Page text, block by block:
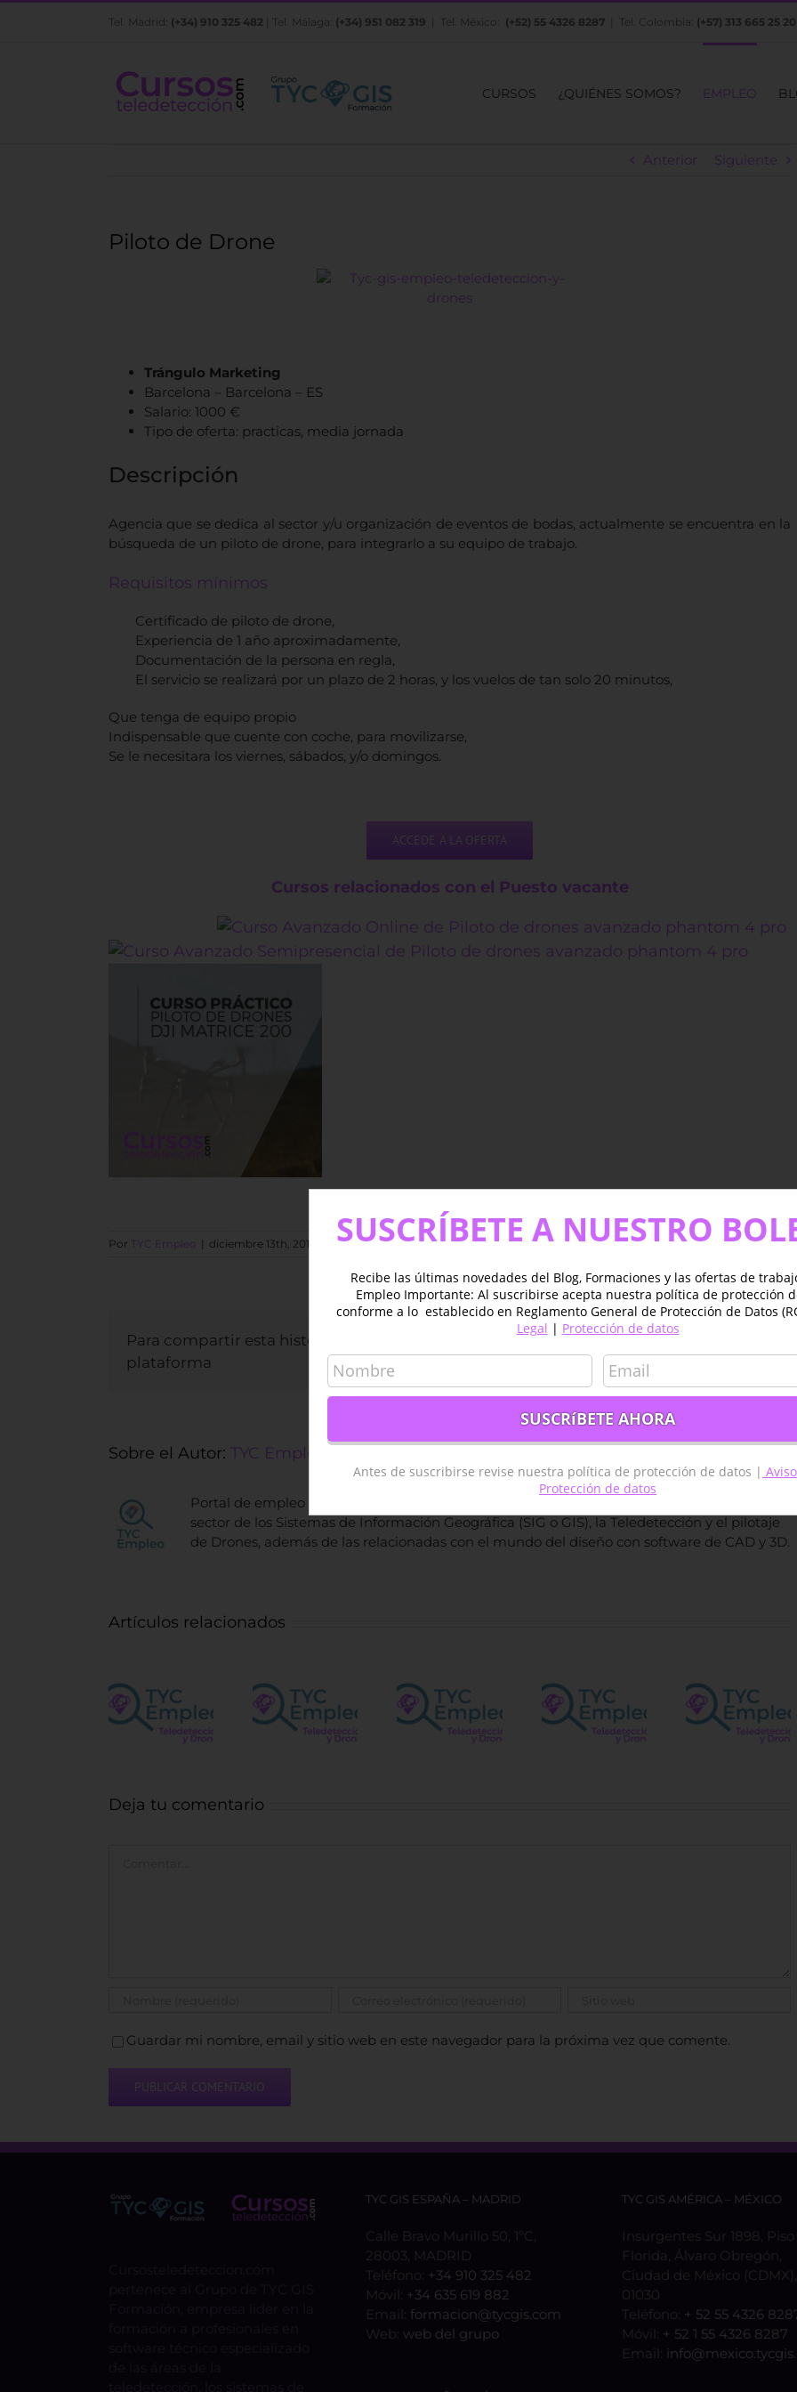
Saltar
Tel. Madrid: (+34) 910 325 482 | Tel. Málaga: (+34) 951 082 319 | Tel. México: (+52) 55 4326 8287 | Tel. Colombia: (+57) 313 665 25 20
CURSOS ¿QUIÉNES SOMOS? EMPLEO
Anterior Siguiente
Piloto de Drone
Trángulo Marketing
Barcelona – Barcelona – ES
Salario: 1000 €
Tipo de oferta: practicas, media jornada
Descripción
Agencia que se dedica al sector y/u organización de eventos de bodas, actualmente se encuentra en la
búsqueda de un piloto de drone, para integrarlo a su equipo de trabajo.
Requisitos mínimos
Certificado de piloto de drone,
Experiencia de 1 año aproximadamente,
Documentación de la persona en regla,
El servicio se realizará por un plazo de 2 horas, y los vuelos de tan solo 20 minutos,
Que tenga de equipo propio
Indispensable que cuente con coche, para movilizarse,
Se le necesitara los viernes, sábados, y/o domingos.
ACCEDE A LA OFERTA
Cursos relacionados con el Puesto vacante
Por TYC Empleo | diciembre 13th, 2017 EMPLEO | Sin comentarios
Para compartir esta historia, elija cualquier
plataforma
Facebook
X RedditLinkedIn
Sobre el Autor: TYC Empleo
Portal de empleo de TYC GIS dedicado a compartir ofertas de empleo relacionadas con el
sector de los Sistemas de Información Geográfica (SIG o GIS), la Teledetección y el pilotaje
de Drones, además de las relacionadas con el mundo del diseño con software de CAD y 3D.
Artículos relacionados
Ingeniero
control
obra
Operador
de
Ingeniero/a
Agrícola
Spatial
Technical
para el
Centro
Deja tu comentario
Guardar mi nombre, email y sitio web en este navegador para la próxima vez que comente.
TYC GIS ESPAÑA – MADRID
Calle Bravo Murillo 50, 1ºC,
28003, MADRID
Teléfono: +34 910 325 482
Móvil: +34 635 619 882
Email: formacion@tycgis.com
Web: web del grupo
TYC GIS AMÉRICA – MÉXICO
Insurgentes Sur 1898, Piso
Florida, Álvaro Obregón,
Ciudad de México
01030
Teléfono: + 52 55 4326
Móvil: + 52 1 55 4326 8287
Email:
SUSCRÍBETE A NUESTRO
Recibe las últimas novedades del Blog, Formaciones y las ofertas de
Empleo Importante: Al suscribirse acepta nuestra política de protección
conforme a lo establecido en Reglamento General de Protección de Datos
Legal | Protección de datos
Antes de suscribirse revise nuestra política de protección de datos |
Protección de datos